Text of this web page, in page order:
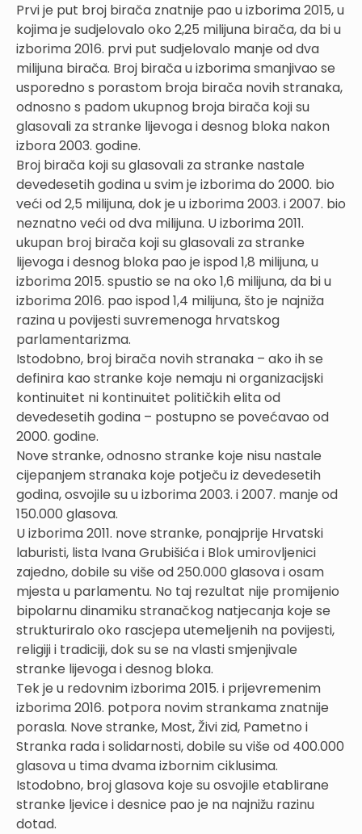
Prvi je put broj birača znatnije pao u izborima 2015, u
kojima je sudjelovalo oko 2,25 milijuna birača, da bi u
izborima 2016. prvi put sudjelovalo manje od dva
milijuna birača. Broj birača u izborima smanjivao se
usporedno s porastom broja birača novih stranaka,
odnosno s padom ukupnog broja birača koji su
glasovali za stranke lijevoga i desnog bloka nakon
izbora 2003. godine.
Broj birača koji su glasovali za stranke nastale
devedesetih godina u svim je izborima do 2000. bio
veći od 2,5 milijuna, dok je u izborima 2003. i 2007. bio
neznatno veći od dva milijuna. U izborima 2011.
ukupan broj birača koji su glasovali za stranke
lijevoga i desnog bloka pao je ispod 1,8 milijuna, u
izborima 2015. spustio se na oko 1,6 milijuna, da bi u
izborima 2016. pao ispod 1,4 milijuna, što je najniža
razina u povijesti suvremenoga hrvatskog
parlamentarizma.
Istodobno, broj birača novih stranaka – ako ih se
definira kao stranke koje nemaju ni organizacijski
kontinuitet ni kontinuitet političkih elita od
devedesetih godina – postupno se povećavao od
2000. godine.
Nove stranke, odnosno stranke koje nisu nastale
cijepanjem stranaka koje potječu iz devedesetih
godina, osvojile su u izborima 2003. i 2007. manje od
150.000 glasova.
U izborima 2011. nove stranke, ponajprije Hrvatski
laburisti, lista Ivana Grubišića i Blok umirovljenici
zajedno, dobile su više od 250.000 glasova i osam
mjesta u parlamentu. No taj rezultat nije promijenio
bipolarnu dinamiku stranačkog natjecanja koje se
strukturiralo oko rascjepa utemeljenih na povijesti,
religiji i tradiciji, dok su se na vlasti smjenjivale
stranke lijevoga i desnog bloka.
Tek je u redovnim izborima 2015. i prijevremenim
izborima 2016. potpora novim strankama znatnije
porasla. Nove stranke, Most, Živi zid, Pametno i
Stranka rada i solidarnosti, dobile su više od 400.000
glasova u tima dvama izbornim ciklusima.
Istodobno, broj glasova koje su osvojile etablirane
stranke ljevice i desnice pao je na najnižu razinu
dotad.